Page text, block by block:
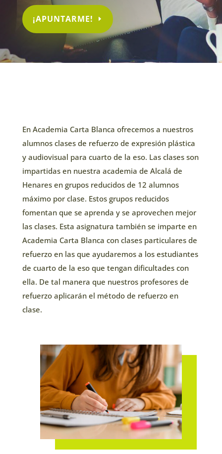
¡APUNTARME!
En Academia Carta Blanca ofrecemos a nuestros
alumnos clases de refuerzo de expresión plástica
y audiovisual para cuarto de la eso. Las clases son
impartidas en nuestra academia de Alcalá de
Henares en grupos reducidos de 12 alumnos
máximo por clase. Estos grupos reducidos
fomentan que se aprenda y se aprovechen mejor
las clases. Esta asignatura también se imparte en
Academia Carta Blanca con clases particulares de
refuerzo en las que ayudaremos a los estudiantes
de cuarto de la eso que tengan dificultades con
ella. De tal manera que nuestros profesores de
refuerzo aplicarán el método de refuerzo en
clase.